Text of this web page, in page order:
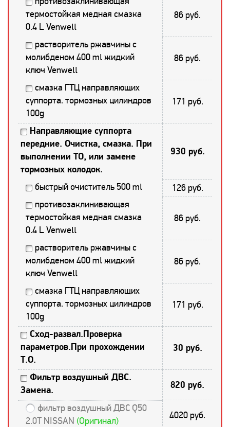
термостойкая медная смазка
0.4 L Venwell
86 руб.
растворитель ржавчины с
молибденом 400 ml жидкий
ключ Venwell
86 руб.
смазка ГТЦ направляющих
суппорта. тормозных цилиндров
100g
171 руб.
Направляющие суппорта
передние. Очистка, смазка. При
выполнении ТО, или замене
тормозных колодок.
930 руб.
быстрый очиститель 500 ml
126 руб.
противозаклинивающая
термостойкая медная смазка
0.4 L Venwell
86 руб.
растворитель ржавчины с
молибденом 400 ml жидкий
ключ Venwell
86 руб.
смазка ГТЦ направляющих
суппорта. тормозных цилиндров
100g
171 руб.
Сход-развал.Проверка
параметров.При прохождении
Т.О.
30 руб.
Фильтр воздушный ДВС.
Замена.
820 руб.
фильтр воздушный ДВС Q50
2.0T NISSAN (Оригинал) 4020 руб.